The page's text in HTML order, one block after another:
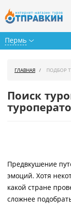
Пермь
Горящие туры
Страны
Как купить
ГЛАВНАЯ ПОДБОР
Поиск
Предвкушение
эмоций. Хотя
какой стране
сложнее